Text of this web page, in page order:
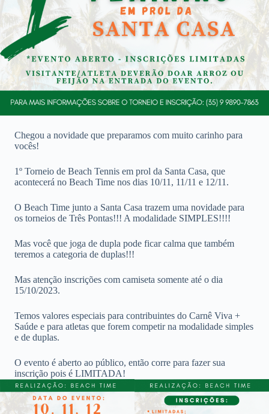
Chegou a novidade que preparamos com muito carinho para
vocês!
1º Torneio de Beach Tennis em prol da Santa Casa, que
acontecerá no Beach Time nos dias 10/11, 11/11 e 12/11.
O Beach Time junto a Santa Casa trazem uma novidade para
os torneios de Três Pontas!!! A modalidade SIMPLES!!!!
Mas você que joga de dupla pode ficar calma que também
teremos a categoria de duplas!!!
Mas atenção inscrições com camiseta somente até o dia
15/10/2023.
Temos valores especiais para contribuintes do Carnê Viva +
Saúde e para atletas que forem competir na modalidade simples
e de duplas.
O evento é aberto ao público, então corre para fazer sua
inscrição pois é LIMITADA!